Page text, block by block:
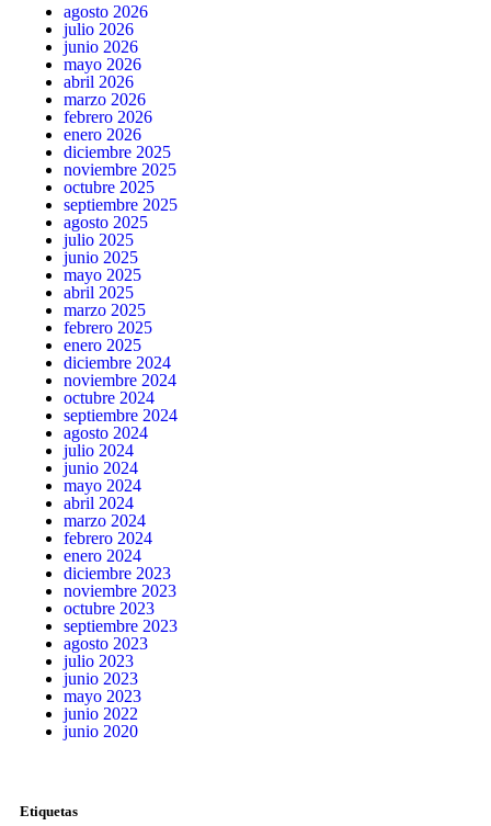
agosto 2026
julio 2026
junio 2026
mayo 2026
abril 2026
marzo 2026
febrero 2026
enero 2026
diciembre 2025
noviembre 2025
octubre 2025
septiembre 2025
agosto 2025
julio 2025
junio 2025
mayo 2025
abril 2025
marzo 2025
febrero 2025
enero 2025
diciembre 2024
noviembre 2024
octubre 2024
septiembre 2024
agosto 2024
julio 2024
junio 2024
mayo 2024
abril 2024
marzo 2024
febrero 2024
enero 2024
diciembre 2023
noviembre 2023
octubre 2023
septiembre 2023
agosto 2023
julio 2023
junio 2023
mayo 2023
junio 2022
junio 2020
Etiquetas